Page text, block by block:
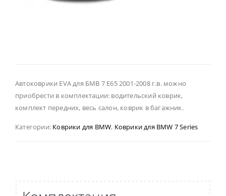
Автоковрики EVA для БМВ 7 Е65 2001-2008 г.в. можно
приобрести в комплектации: водительский коврик,
комплект передних, весь салон, коврик в багажник.
Категории: Коврики для BMW, Коврики для BMW 7 Series